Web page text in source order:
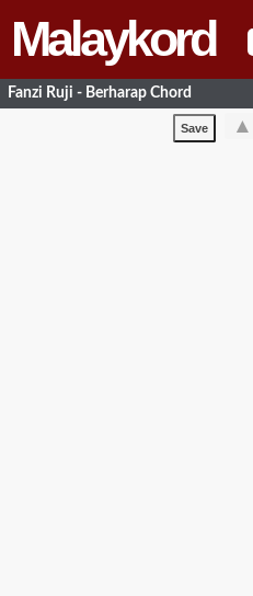
Malaykord
Fanzi Ruji - Berharap Chord
Save ▲